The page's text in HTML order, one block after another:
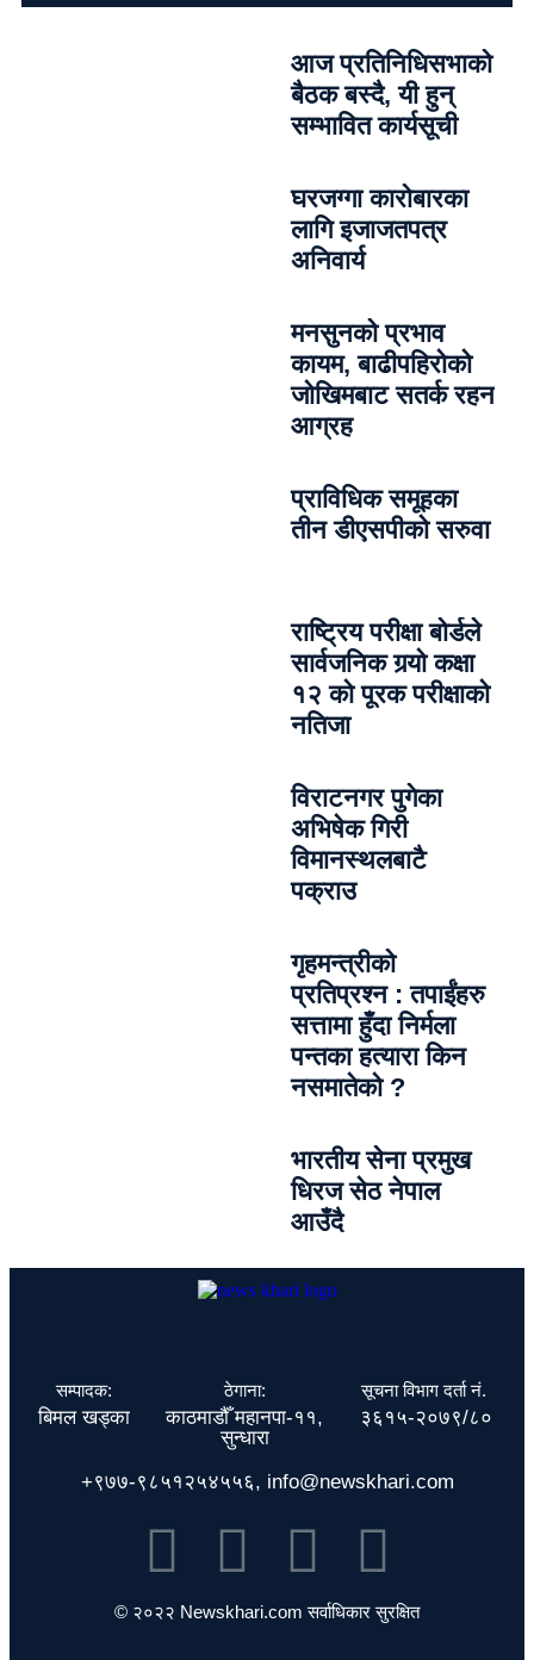
आज प्रतिनिधिसभाको
बैठक बस्दै, यी हुन्
सम्भावित कार्यसूची
घरजग्गा कारोबारका
लागि इजाजतपत्र
अनिवार्य
मनसुनको प्रभाव
कायम, बाढीपहिरोको
जोखिमबाट सतर्क रहन
आग्रह
प्राविधिक समूहका
तीन डीएसपीको सरुवा
राष्ट्रिय परीक्षा बोर्डले
सार्वजनिक गर्‍यो कक्षा
१२ को पूरक परीक्षाको
नतिजा
विराटनगर पुगेका
अभिषेक गिरी
विमानस्थलबाटै
पक्राउ
गृहमन्त्रीको
प्रतिप्रश्न : तपाईंहरु
सत्तामा हुँदा निर्मला
पन्तका हत्यारा किन
नसमातेको ?
भारतीय सेना प्रमुख
धिरज सेठ नेपाल
आउँदै
सम्पादक:
बिमल खड्का
ठेगाना:
काठमाडौँ महानपा-११,
सुन्धारा
सूचना विभाग दर्ता नं.
३६१५-२०७९/८०
+९७७-९८५१२५४५५६, info@newskhari.com
© २०२२ Newskhari.com सर्वाधिकार सुरक्षित